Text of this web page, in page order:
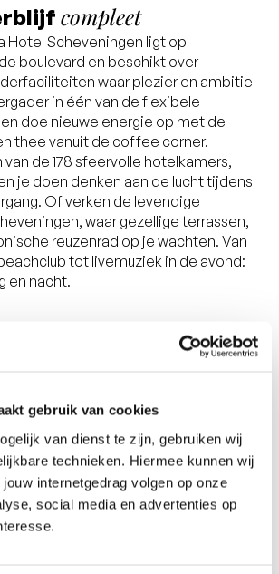
gebruik van cookies
van dienst te zijn, gebruiken wij
technieken. Hiermee kunnen wij
internetgedrag volgen op onze
social media en advertenties op
compleet
Hotel Scheveningen ligt op
boulevard en beschikt over
waar plezier en ambitie
in één van de flexibele
doe nieuwe energie op met de
thee vanuit de coffee corner.
de 178 sfeervolle hotelkamers,
je doen denken aan de lucht tijdens
Of verken de levendige
waar gezellige terrassen,
reuzenrad op je wachten. Van
tot livemuziek in de avond:
en nacht.